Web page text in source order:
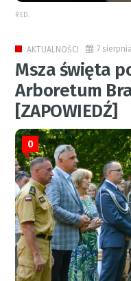
RED.
AKTUALNOŚCI 7
Msza święta
Arboretum
[ZAPOWIEDŹ]
0